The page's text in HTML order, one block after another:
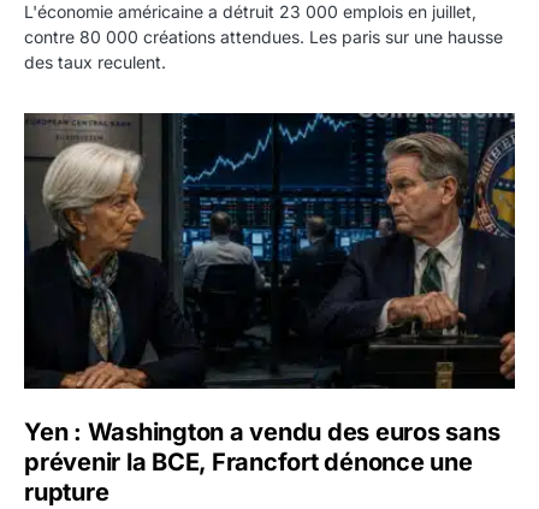
L'économie américaine a détruit 23 000 emplois en juillet,
contre 80 000 créations attendues. Les paris sur une hausse
des taux reculent.
Yen : Washington a vendu des euros sans prévenir la
Yen : Washington a vendu des euros sans
prévenir la BCE, Francfort dénonce une
rupture